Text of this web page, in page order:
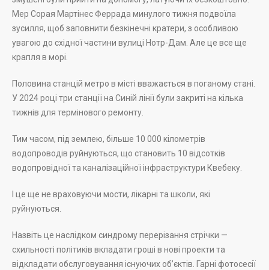
Мер Сорая Мартінес Феррада минулого тижня подвоїла
зусилля, щоб заповнити безкінечні кратери, з особливою
увагою до східної частини вулиці Нотр-Дам. Але це все ще
крапля в морі.
Половина станцій метро в місті вважається в поганому стані.
У 2024 році три станції на Синій лінії були закриті на кілька
тижнів для термінового ремонту.
Тим часом, під землею, більше 10 000 кілометрів
водопроводів руйнуються, що становить 10 відсотків
водопровідної та каналізаційної інфраструктури Квебеку.
І це ще не враховуючи мости, лікарні та школи, які
руйнуються.
Назвіть це наслідком синдрому перерізання стрічки —
схильності політиків вкладати гроші в нові проекти та
відкладати обслуговування існуючих об’єктів. Гарні фотосесії